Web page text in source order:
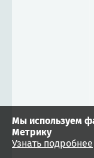
Мы используем
Метрику
Узнать подробнее